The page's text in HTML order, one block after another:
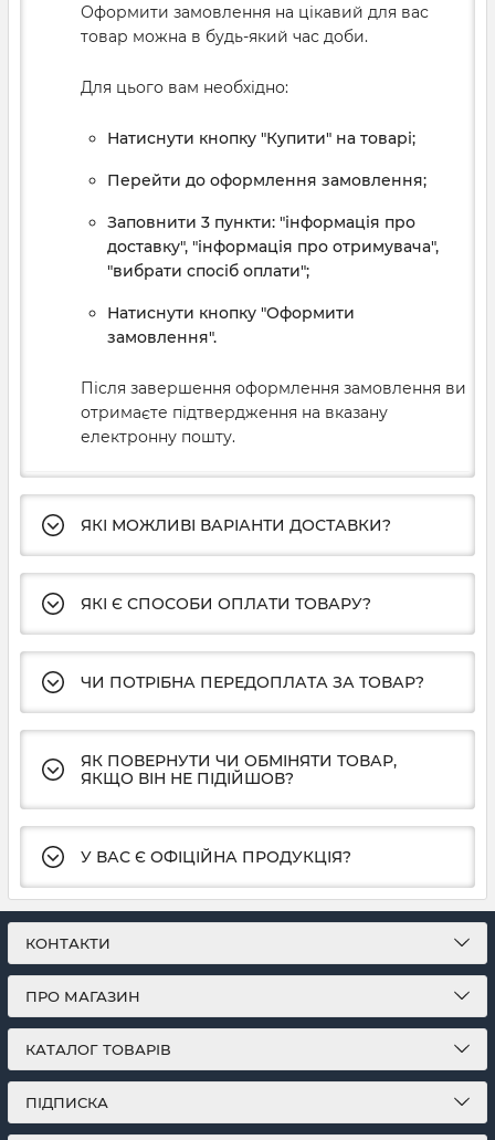
Оформити замовлення на цікавий для вас
товар можна в будь-який час доби.
Для цього вам необхідно:
Натиснути кнопку "Купити" на товарі;
Перейти до оформлення замовлення;
Заповнити 3 пункти: "інформація про
доставку", "інформація про отримувача",
"вибрати спосіб оплати";
Натиснути кнопку "Оформити
замовлення".
Після завершення оформлення замовлення ви
отримаєте підтвердження на вказану
електронну пошту.
ЯКІ МОЖЛИВІ ВАРІАНТИ ДОСТАВКИ?
ЯКІ Є СПОСОБИ ОПЛАТИ ТОВАРУ?
ЧИ ПОТРІБНА ПЕРЕДОПЛАТА ЗА ТОВАР?
ЯК ПОВЕРНУТИ ЧИ ОБМІНЯТИ ТОВАР,
ЯКЩО ВІН НЕ ПІДІЙШОВ?
У ВАС Є ОФІЦІЙНА ПРОДУКЦІЯ?
КОНТАКТИ
ПРО МАГАЗИН
КАТАЛОГ ТОВАРІВ
ПІДПИСКА